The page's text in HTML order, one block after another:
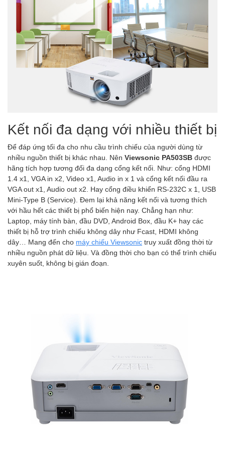
Kết nối đa dạng với nhiều thiết bị
Để đáp ứng tối đa cho nhu cầu trình chiếu của người dùng từ
nhiều nguồn thiết bị khác nhau. Nên Viewsonic PA503SB được
hãng tích hợp tương đối đa dạng cổng kết nối. Như: cổng HDMI
1.4 x1, VGA in x2, Video x1, Audio in x 1 và cổng kết nối đầu ra
VGA out x1, Audio out x2. Hay cổng điều khiển RS-232C x 1, USB
Mini-Type B (Service). Đem lại khả năng kết nối và tương thích
với hầu hết các thiết bị phổ biến hiện nay. Chẳng hạn như:
Laptop, máy tính bàn, đầu DVD, Android Box, đầu K+ hay các
thiết bị hỗ trợ trình chiếu không dây như Fcast, HDMI không
dây… Mang đến cho máy chiếu Viewsonic truy xuất đồng thời từ
nhiều nguồn phát dữ liệu. Và đồng thời cho bạn có thể trình chiếu
xuyên suốt, không bị gián đoạn.